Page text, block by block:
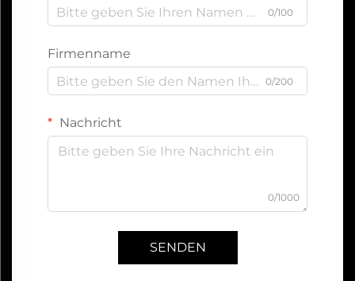
0/100
Firmenname
0/200
Nachricht
0/1000
SENDEN